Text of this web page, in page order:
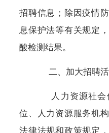
招聘信息；除因疫情
息保护法等有关规定
酸检测结果。
二、加大招聘
人力资源社会
位、人力资源服务机
法律法规和政策规定